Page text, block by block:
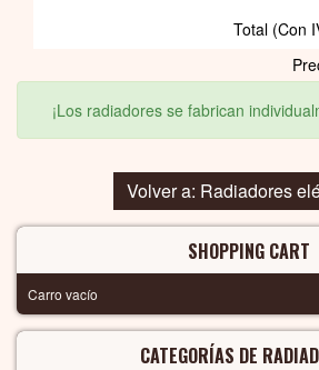
Total (Con
¡Los radiadores se fabrican
Volver a: Radiadores
SHOPPING CART
Carro vacío
CATEGORÍAS DE